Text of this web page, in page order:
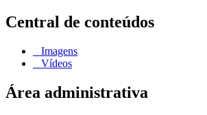
Central de conteúdos
Imagens
Vídeos
Área administrativa